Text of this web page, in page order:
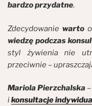
bardzo przydatne.
Zdecydowanie warto
wiedzę podczas
styl żywienia nie
przeciwnie –
Mariola Pierzchalska
ikonsultacje